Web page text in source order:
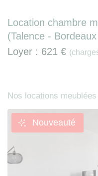
Location chambre
(Talence -
Loyer : 621 €
Nos locations
Nouveauté